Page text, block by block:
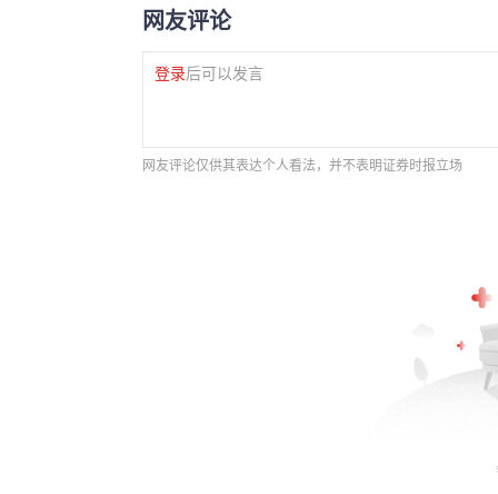
网友评论
登录后可以发言
网友评论仅供其表达个人看法，并不表明证券时报立场